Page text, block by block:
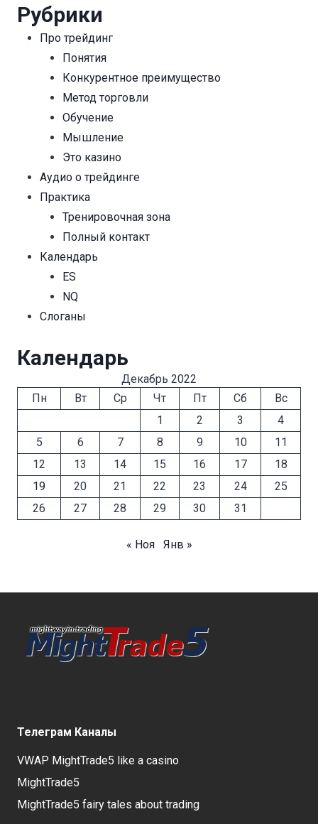
Рубрики
Про трейдинг
Понятия
Конкурентное преимущество
Метод торговли
Обучение
Мышление
Это казино
Аудио о трейдинге
Практика
Тренировочная зона
Полный контакт
Календарь
ES
NQ
Cлоганы
Календарь
Декабрь 2022
Пн
Вт Ср Чт Пт Сб
Вс
1
2 3
4
5
6 7 8 9 10
11
12
13 14 15 16 17
18
19
20 21 22 23 24
25
26
27 28 29 30 31
« Ноя Янв »
Телеграм Каналы
VWAP MightTrade5 like a casino
MightTrade5
MightTrade5 fairy tales about trading